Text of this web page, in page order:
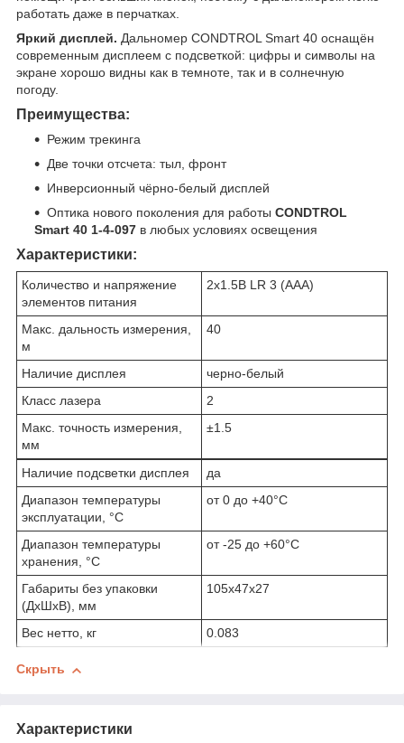
работать даже в перчатках.
Яркий дисплей. Дальномер CONDTROL Smart 40 оснащён
современным дисплеем с подсветкой: цифры и символы на
экране хорошо видны как в темноте, так и в солнечную
погоду.
Преимущества:
Режим трекинга
Две точки отсчета: тыл, фронт
Инверсионный чёрно-белый дисплей
Оптика нового поколения для работы CONDTROL
Smart 40 1-4-097 в любых условиях освещения
Характеристики:
Количество и напряжение
элементов питания
2х1.5В LR 3 (ААА)
Макс. дальность измерения,
м
40
Наличие дисплея
черно-белый
Класс лазера
2
Макс. точность измерения,
мм
±1.5
Наличие подсветки дисплея
да
Диапазон температуры
эксплуатации, °С
от 0 до +40°C
Диапазон температуры
хранения, °С
от -25 до +60°C
Габариты без упаковки
(ДxШxВ), мм
105х47х27
Вес нетто, кг 0.083
Скрыть
Характеристики